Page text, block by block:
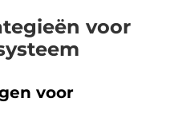
voor
voor